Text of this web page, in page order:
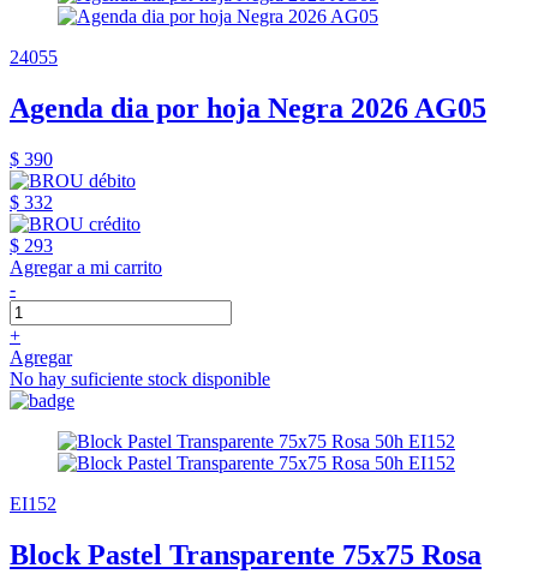
24055
Agenda dia por hoja Negra 2026 AG05
$ 390
$ 332
$ 293
Agregar a mi carrito
-
+
Agregar
No hay suficiente stock disponible
EI152
Block Pastel Transparente 75x75 Rosa